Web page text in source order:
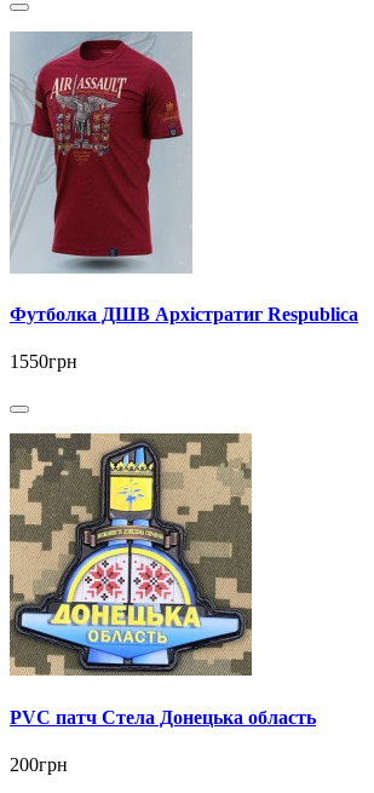
Футболка ДШВ Архістратиг Respublica
1550грн
PVC патч Стела Донецька область
200грн